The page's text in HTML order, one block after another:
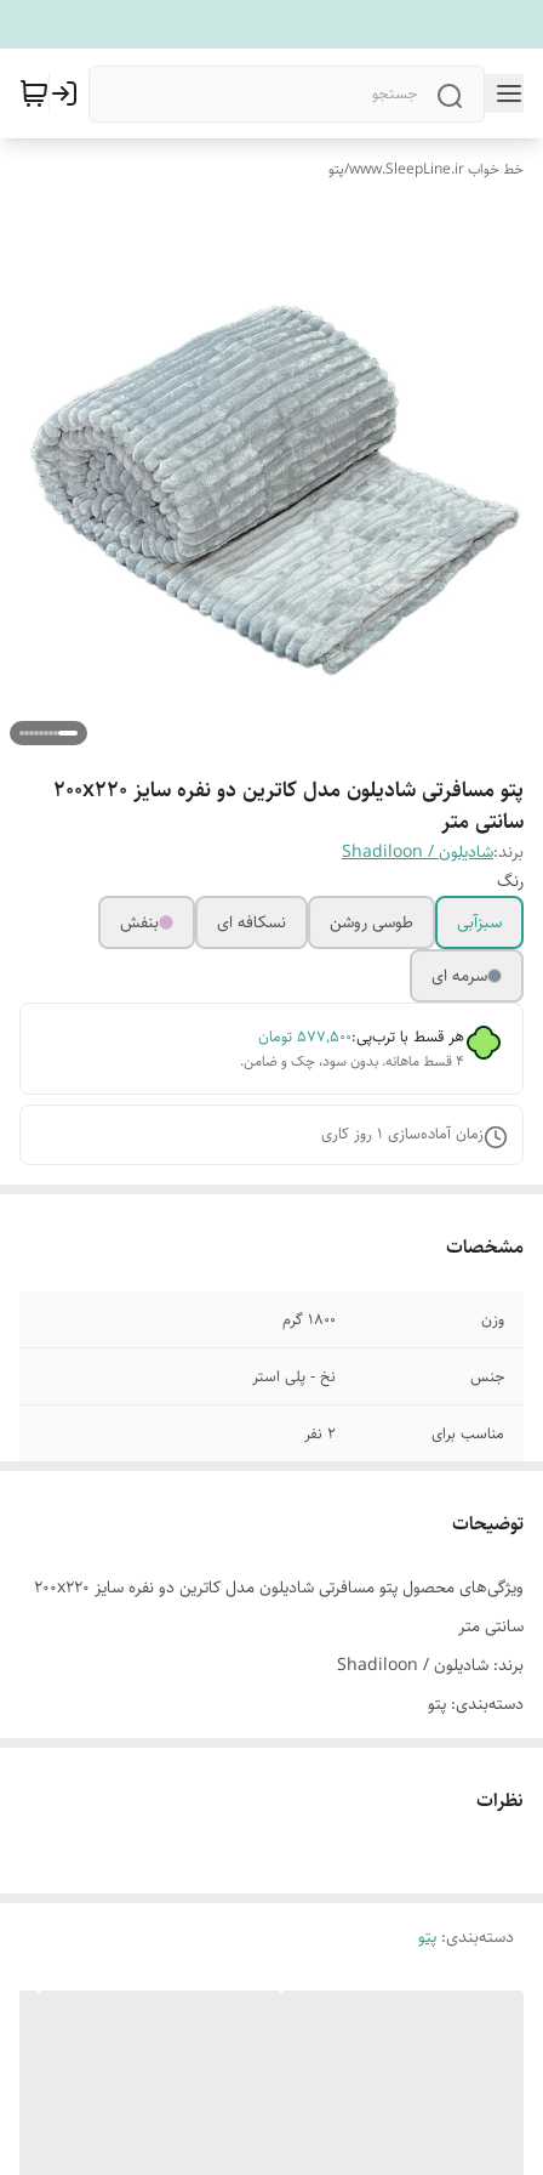
خط خواب www.SleepLine.ir /پتو
پتو مسافرتی شادیلون مدل کاترین دو نفره سایز 200x220
سانتی متر
برند:شادیلون / Shadiloon
رنگ
سبزآبی
طوسی روشن نسکافه ای
بنفش
سرمه ای
هر قسط با ترب‌پی:۵۷۷٬۵۰۰ تومان
۴ قسط ماهانه. بدون سود، چک و ضامن.
زمان آماده‌سازی 1 روز کاری
مشخصات
وزن 1800 گرم
جنس نخ - پلی استر
مناسب برای 2 نفر
توضیحات
ویژگی‌های محصول پتو مسافرتی شادیلون مدل کاترین دو نفره سایز 200x220
سانتی متر
برند: شادیلون / Shadiloon
دسته‌بندی: پتو
برای خرید و اطلاعات بیشتر می‌توانید با ما تماس بگیرید.
نظرات
دسته‌بندی: پتو